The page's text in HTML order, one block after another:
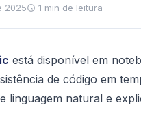
2025 1 min de leitura
está disponível em
de código em
linguagem natural e